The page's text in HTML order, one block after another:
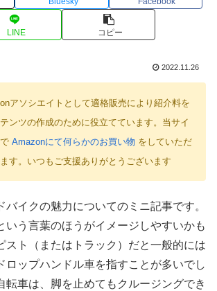
LINE コピー
2022.11.26
アソシエイトとして適格販売により紹介料を
ンツの作成のために役立てています。当サイ
Amazonにて何らかのお買い物 をしていただ
す。いつもご支援ありがとうございます
バイクの魅力についてのミニ記事です。
いう言葉のほうがイメージしやすいかも
スト（またはトラック）だと一般的には
ロップハンドル車を指すことが多いでし
転車は、脚を止めてもクルージングでき